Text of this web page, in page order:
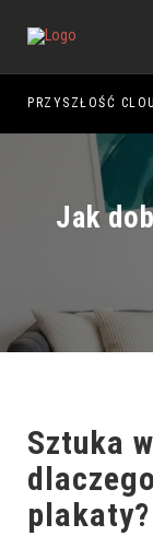
PRZYSZŁOŚĆ
Jak
Sztuka
plakaty?